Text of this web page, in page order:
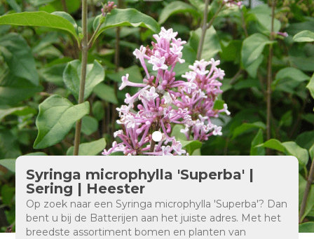
Syringa microphylla 'Superba' |
Sering | Heester
Op zoek naar een Syringa microphylla 'Superba'? Dan
bent u bij de Batterijen aan het juiste adres. Met het
breedste assortiment bomen en planten van